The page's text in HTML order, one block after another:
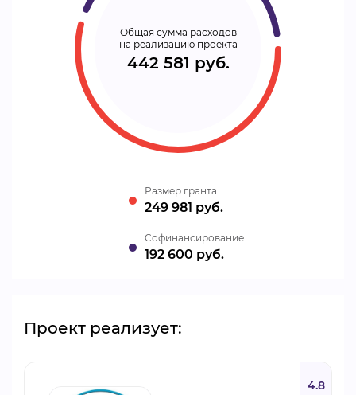
Общая сумма расходов
на реализацию проекта
442 581 руб.
Размер гранта
249 981 руб.
Cофинансирование
192 600 руб.
Проект реализует:
4.8